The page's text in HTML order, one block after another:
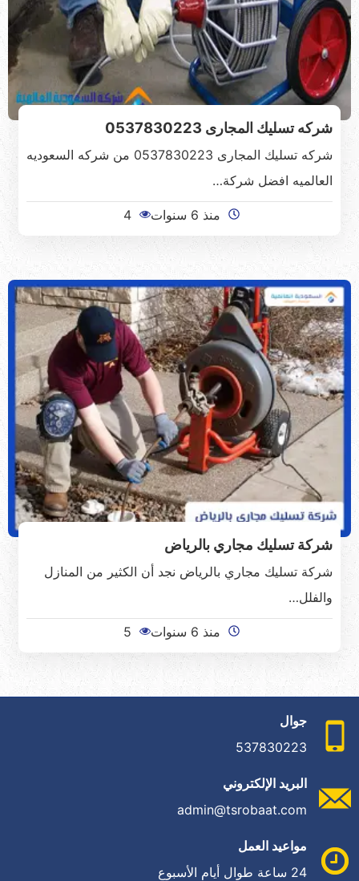
شركه تسليك المجارى 0537830223
شركه تسليك المجارى 0537830223 من شركه السعوديه
العالميه افضل شركة…
منذ 6 سنوات 4
شركة تسليك مجاري بالرياض
شركة تسليك مجاري بالرياض نجد أن الكثير من المنازل
والفلل…
منذ 6 سنوات 5
جوال
537830223
البريد الإلكتروني
admin@tsrobaat.com
مواعيد العمل
24 ساعة طوال أيام الأسبوع